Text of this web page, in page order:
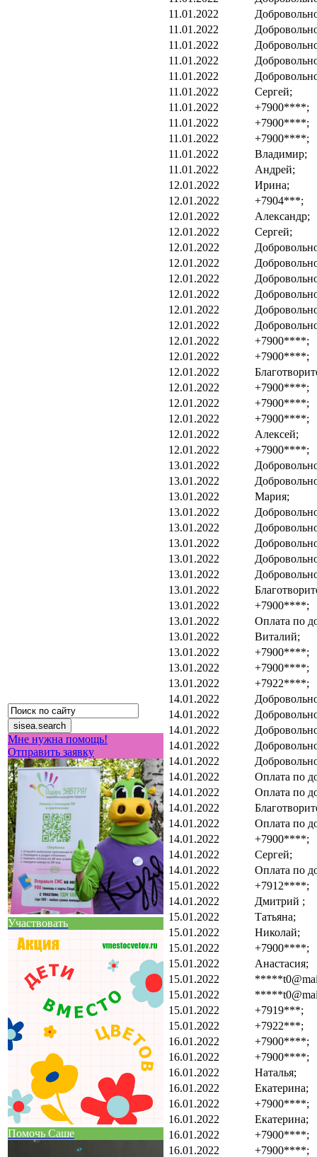
Мне нужна помощь!
Отправить заявку
Участвовать
Помочь Саше
11.01.2022
11.01.2022
11.01.2022
11.01.2022
11.01.2022
11.01.2022
Сергей;
11.01.2022
+7900****;
11.01.2022
+7900****;
11.01.2022
+7900****;
11.01.2022
Владимир;
11.01.2022
Андрей;
12.01.2022
Ирина;
12.01.2022
+7904***;
12.01.2022
Александр;
12.01.2022
Сергей;
12.01.2022
12.01.2022
12.01.2022
12.01.2022
12.01.2022
12.01.2022
12.01.2022
+7900****;
12.01.2022
+7900****;
12.01.2022
12.01.2022
+7900****;
12.01.2022
+7900****;
12.01.2022
+7900****;
12.01.2022
Алексей;
12.01.2022
+7900****;
13.01.2022
13.01.2022
13.01.2022
Мария;
13.01.2022
13.01.2022
13.01.2022
13.01.2022
13.01.2022
13.01.2022
13.01.2022
+7900****;
13.01.2022
Оплата по
13.01.2022
Виталий;
13.01.2022
+7900****;
13.01.2022
+7900****;
13.01.2022
+7922****;
14.01.2022
14.01.2022
14.01.2022
14.01.2022
14.01.2022
14.01.2022
Оплата по
14.01.2022
Оплата по
14.01.2022
14.01.2022
Оплата по
14.01.2022
+7900****;
14.01.2022
Сергей;
14.01.2022
Оплата по
15.01.2022
+7912****;
14.01.2022
Дмитрий ;
15.01.2022
Татьяна;
15.01.2022
Николай;
15.01.2022
+7900****;
15.01.2022
Анастасия;
15.01.2022
15.01.2022
15.01.2022
+7919***;
15.01.2022
+7922***;
16.01.2022
+7900****;
16.01.2022
+7900****;
16.01.2022
Наталья;
16.01.2022
Екатерина;
16.01.2022
+7900****;
16.01.2022
Екатерина;
16.01.2022
+7900****;
16.01.2022
+7900****;